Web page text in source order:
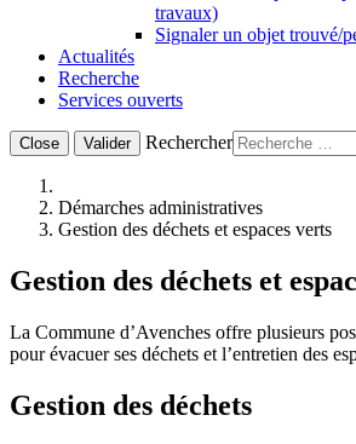
travaux)
Signaler un objet trouvé/
Actualités
Recherche
Services ouverts
Close Valider Rechercher
Démarches administratives
Gestion des déchets et espaces verts
Gestion des déchets et
La Commune d’Avenches offre plusieurs
pour évacuer ses déchets et l’entretien des
Gestion des déchets